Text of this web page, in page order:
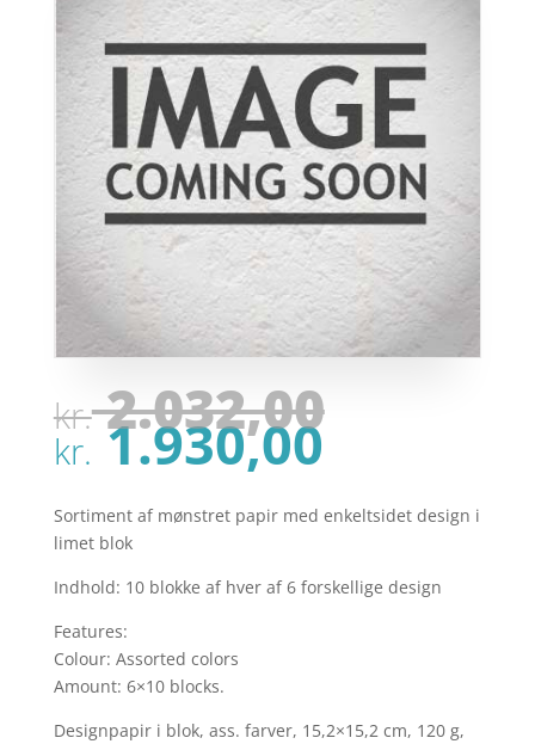
kr.2.032,00Den
var:
kr.
kr.1.930,00Den
pris
er:
Sortiment af mønstret papir med enkeltsidet design i
limet blok
Indhold: 10 blokke af hver af 6 forskellige design
Features:
Colour: Assorted colors
Amount: 6×10 blocks.
Designpapir i blok, ass. farver, 15,2×15,2 cm, 120 g,